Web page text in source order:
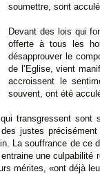
soumettre, sont
Devant des lois qui
offerte à tous les
désapprouver le
de l’Eglise, vient
accroissent le
souvent, ont été
transgressent
justes
La souffrance de
une
mérites, «ont déjà